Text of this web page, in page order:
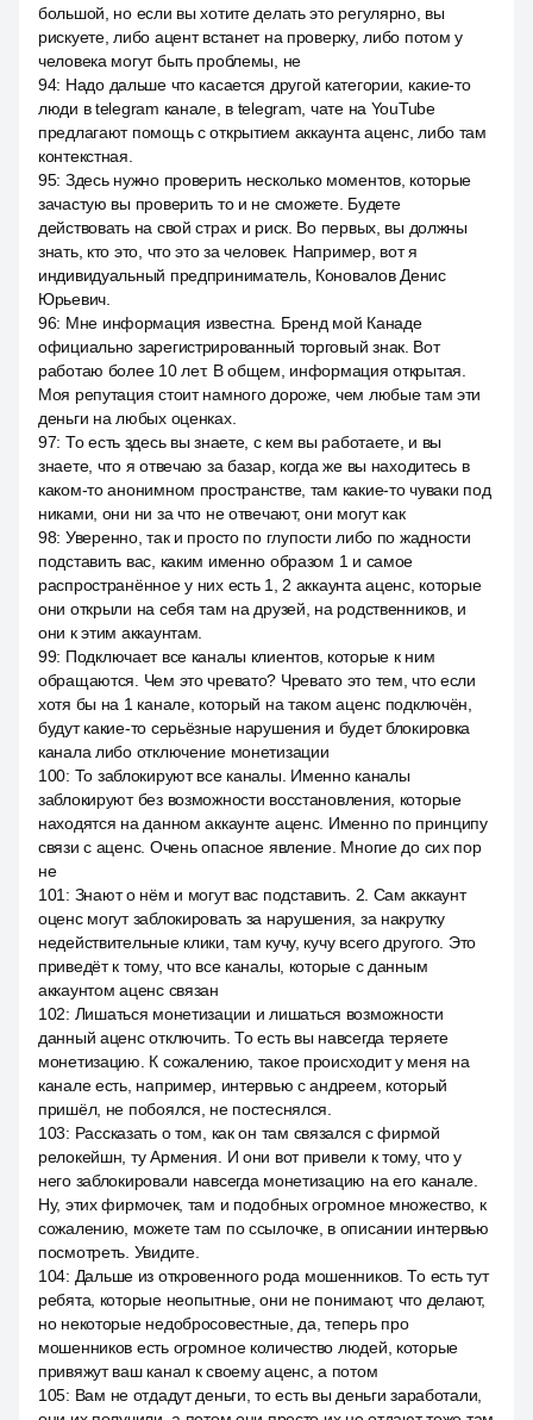
большой, но если вы хотите делать это регулярно, вы
рискуете, либо ацент встанет на проверку, либо потом у
человека могут быть проблемы, не
94: Надо дальше что касается другой категории, какие-то
люди в telegram канале, в telegram, чате на YouTube
предлагают помощь с открытием аккаунта аценс, либо там
контекстная.
95: Здесь нужно проверить несколько моментов, которые
зачастую вы проверить то и не сможете. Будете
действовать на свой страх и риск. Во первых, вы должны
знать, кто это, что это за человек. Например, вот я
индивидуальный предприниматель, Коновалов Денис
Юрьевич.
96: Мне информация известна. Бренд мой Канаде
официально зарегистрированный торговый знак. Вот
работаю более 10 лет. В общем, информация открытая.
Моя репутация стоит намного дороже, чем любые там эти
деньги на любых оценках.
97: То есть здесь вы знаете, с кем вы работаете, и вы
знаете, что я отвечаю за базар, когда же вы находитесь в
каком-то анонимном пространстве, там какие-то чуваки под
никами, они ни за что не отвечают, они могут как
98: Уверенно, так и просто по глупости либо по жадности
подставить вас, каким именно образом 1 и самое
распространённое у них есть 1, 2 аккаунта аценс, которые
они открыли на себя там на друзей, на родственников, и
они к этим аккаунтам.
99: Подключает все каналы клиентов, которые к ним
обращаются. Чем это чревато? Чревато это тем, что если
хотя бы на 1 канале, который на таком аценс подключён,
будут какие-то серьёзные нарушения и будет блокировка
канала либо отключение монетизации
100: То заблокируют все каналы. Именно каналы
заблокируют без возможности восстановления, которые
находятся на данном аккаунте аценс. Именно по принципу
связи с аценс. Очень опасное явление. Многие до сих пор
не
101 : Знают о нём и могут вас подставить. 2. Сам аккаунт
оценс могут заблокировать за нарушения, за накрутку
недействительные клики, там кучу, кучу всего другого. Это
приведёт к тому, что все каналы, которые с данным
аккаунтом аценс связан
102: Лишаться монетизации и лишаться возможности
данный аценс отключить. То есть вы навсегда теряете
монетизацию. К сожалению, такое происходит у меня на
канале есть, например, интервью с андреем, который
пришёл, не побоялся, не постеснялся.
103: Рассказать о том, как он там связался с фирмой
релокейшн, ту Армения. И они вот привели к тому, что у
него заблокировали навсегда монетизацию на его канале.
Ну, этих фирмочек, там и подобных огромное множество, к
сожалению, можете там по ссылочке, в описании интервью
посмотреть. Увидите.
104: Дальше из откровенного рода мошенников. То есть тут
ребята, которые неопытные, они не понимают, что делают,
но некоторые недобросовестные, да, теперь про
мошенников есть огромное количество людей, которые
привяжут ваш канал к своему аценс, а потом
105: Вам не отдадут деньги, то есть вы деньги заработали,